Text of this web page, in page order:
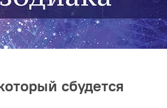
сбудется